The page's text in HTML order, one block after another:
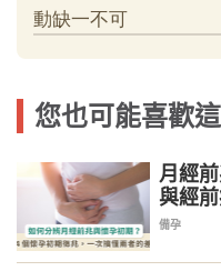
您也可能喜歡
月經
與經
備孕